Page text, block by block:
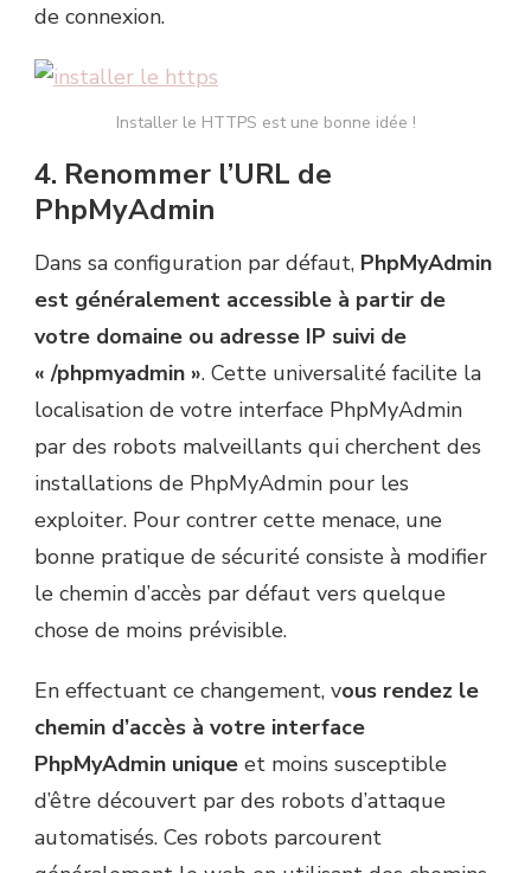
de connexion.
Installer le HTTPS est une bonne idée !
4. Renommer l’URL de
PhpMyAdmin
Dans sa configuration par défaut, PhpMyAdmin
est généralement accessible à partir de
votre domaine ou adresse IP suivi de
« /phpmyadmin ». Cette universalité facilite la
localisation de votre interface PhpMyAdmin
par des robots malveillants qui cherchent des
installations de PhpMyAdmin pour les
exploiter. Pour contrer cette menace, une
bonne pratique de sécurité consiste à modifier
le chemin d’accès par défaut vers quelque
chose de moins prévisible.
En effectuant ce changement, vous rendez le
chemin d’accès à votre interface
PhpMyAdmin unique et moins susceptible
d’être découvert par des robots d’attaque
automatisés. Ces robots parcourent